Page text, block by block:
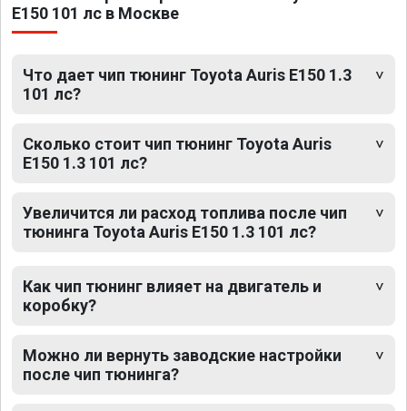
E150 101 лс в Москве
Что дает чип тюнинг Toyota Auris E150 1.3
101 лс?
Сколько стоит чип тюнинг Toyota Auris
E150 1.3 101 лс?
Увеличится ли расход топлива после чип
тюнинга Toyota Auris E150 1.3 101 лс?
Как чип тюнинг влияет на двигатель и
коробку?
Можно ли вернуть заводские настройки
после чип тюнинга?